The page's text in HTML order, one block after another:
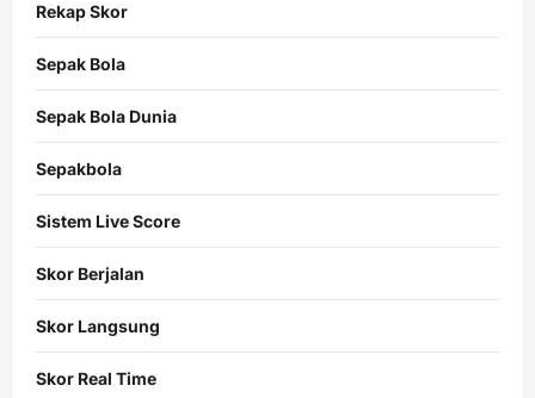
Rekap Skor
Sepak Bola
Sepak Bola Dunia
Sepakbola
Sistem Live Score
Skor Berjalan
Skor Langsung
Skor Real Time